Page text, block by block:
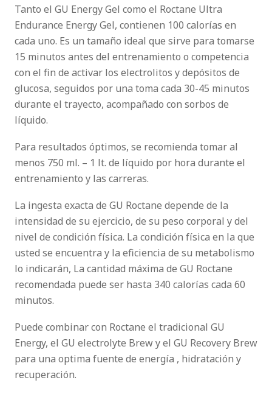
Tanto el GU Energy Gel como el Roctane Ultra
Endurance Energy Gel, contienen 100 calorías en
cada uno. Es un tamaño ideal que sirve para tomarse
15 minutos antes del entrenamiento o competencia
con el fin de activar los electrolitos y depósitos de
glucosa, seguidos por una toma cada 30-45 minutos
durante el trayecto, acompañado con sorbos de
líquido.
Para resultados óptimos, se recomienda tomar al
menos 750 ml. – 1 lt. de líquido por hora durante el
entrenamiento y las carreras.
La ingesta exacta de GU Roctane depende de la
intensidad de su ejercicio, de su peso corporal y del
nivel de condición física. La condición física en la que
usted se encuentra y la eficiencia de su metabolismo
lo indicarán, La cantidad máxima de GU Roctane
recomendada puede ser hasta 340 calorías cada 60
minutos.
Puede combinar con Roctane el tradicional GU
Energy, el GU electrolyte Brew y el GU Recovery Brew
para una optima fuente de energía , hidratación y
recuperación.